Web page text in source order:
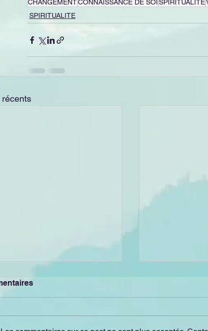
CHANGEMENTCONNAISSANCE DE SOISPIRITUALITE
SPIRITUALITE
récents